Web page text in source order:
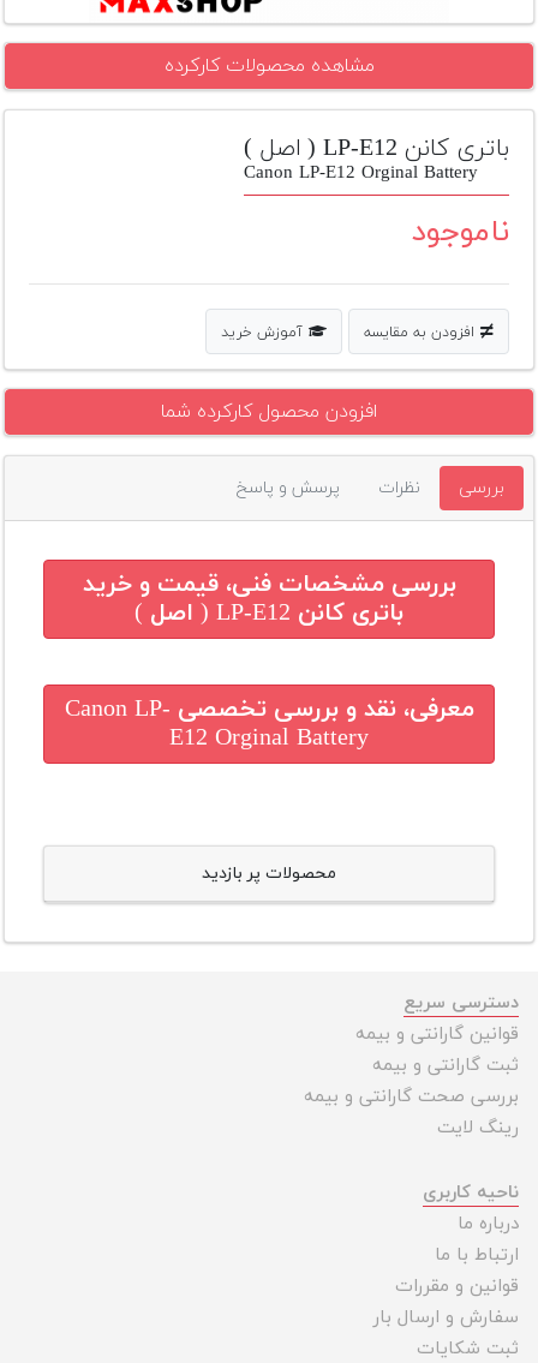
پلاس
افزودن
محصول
دست
دوم
دوربین
بله
مشاهده محصولات کارکرده
باتری کانن LP-E12 ( اصل )
Canon LP-E12 Orginal Battery
ناموجود
افزودن به مقایسه آموزش خرید
افزودن محصول کارکرده شما
بررسی نظرات پرسش و پاسخ
بررسی مشخصات فنی، قیمت و خرید
باتری کانن LP-E12 ( اصل )
معرفی، نقد و بررسی تخصصی Canon LP-
E12 Orginal Battery
محصولات پر بازدید
دسترسی سریع
قوانین گارانتی و بیمه
ثبت گارانتی و بیمه
بررسی صحت گارانتی و بیمه
رینگ لایت
ناحیه کاربری
درباره ما
ارتباط با ما
قوانین و مقررات
سفارش و ارسال بار
ثبت شکایات